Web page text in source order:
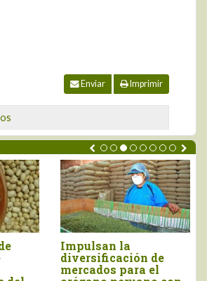
Enviar Imprimir
vino por
enero
Tres pilares para
impulsar la
competitividad del